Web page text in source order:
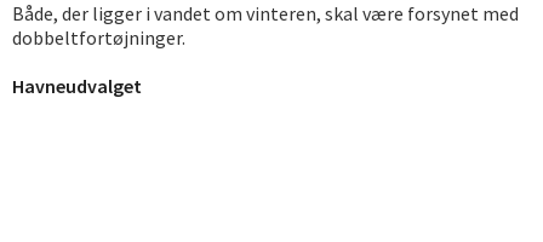
Både, der ligger i vandet om vinteren, skal være forsynet med
dobbeltfortøjninger.
Havneudvalget